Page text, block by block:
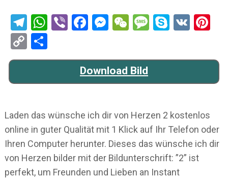
Telegram
WhatsApp
ViberFacebook
Messenger
WeChat
Message
Skype
VK
Copy
Link
Download Bild
Laden das wünsche ich dir von Herzen 2 kostenlos
online in guter Qualität mit 1 Klick auf Ihr Telefon oder
Ihren Computer herunter. Dieses das wünsche ich dir
von Herzen bilder mit der Bildunterschrift: ”2” ist
perfekt, um Freunden und Lieben an Instant